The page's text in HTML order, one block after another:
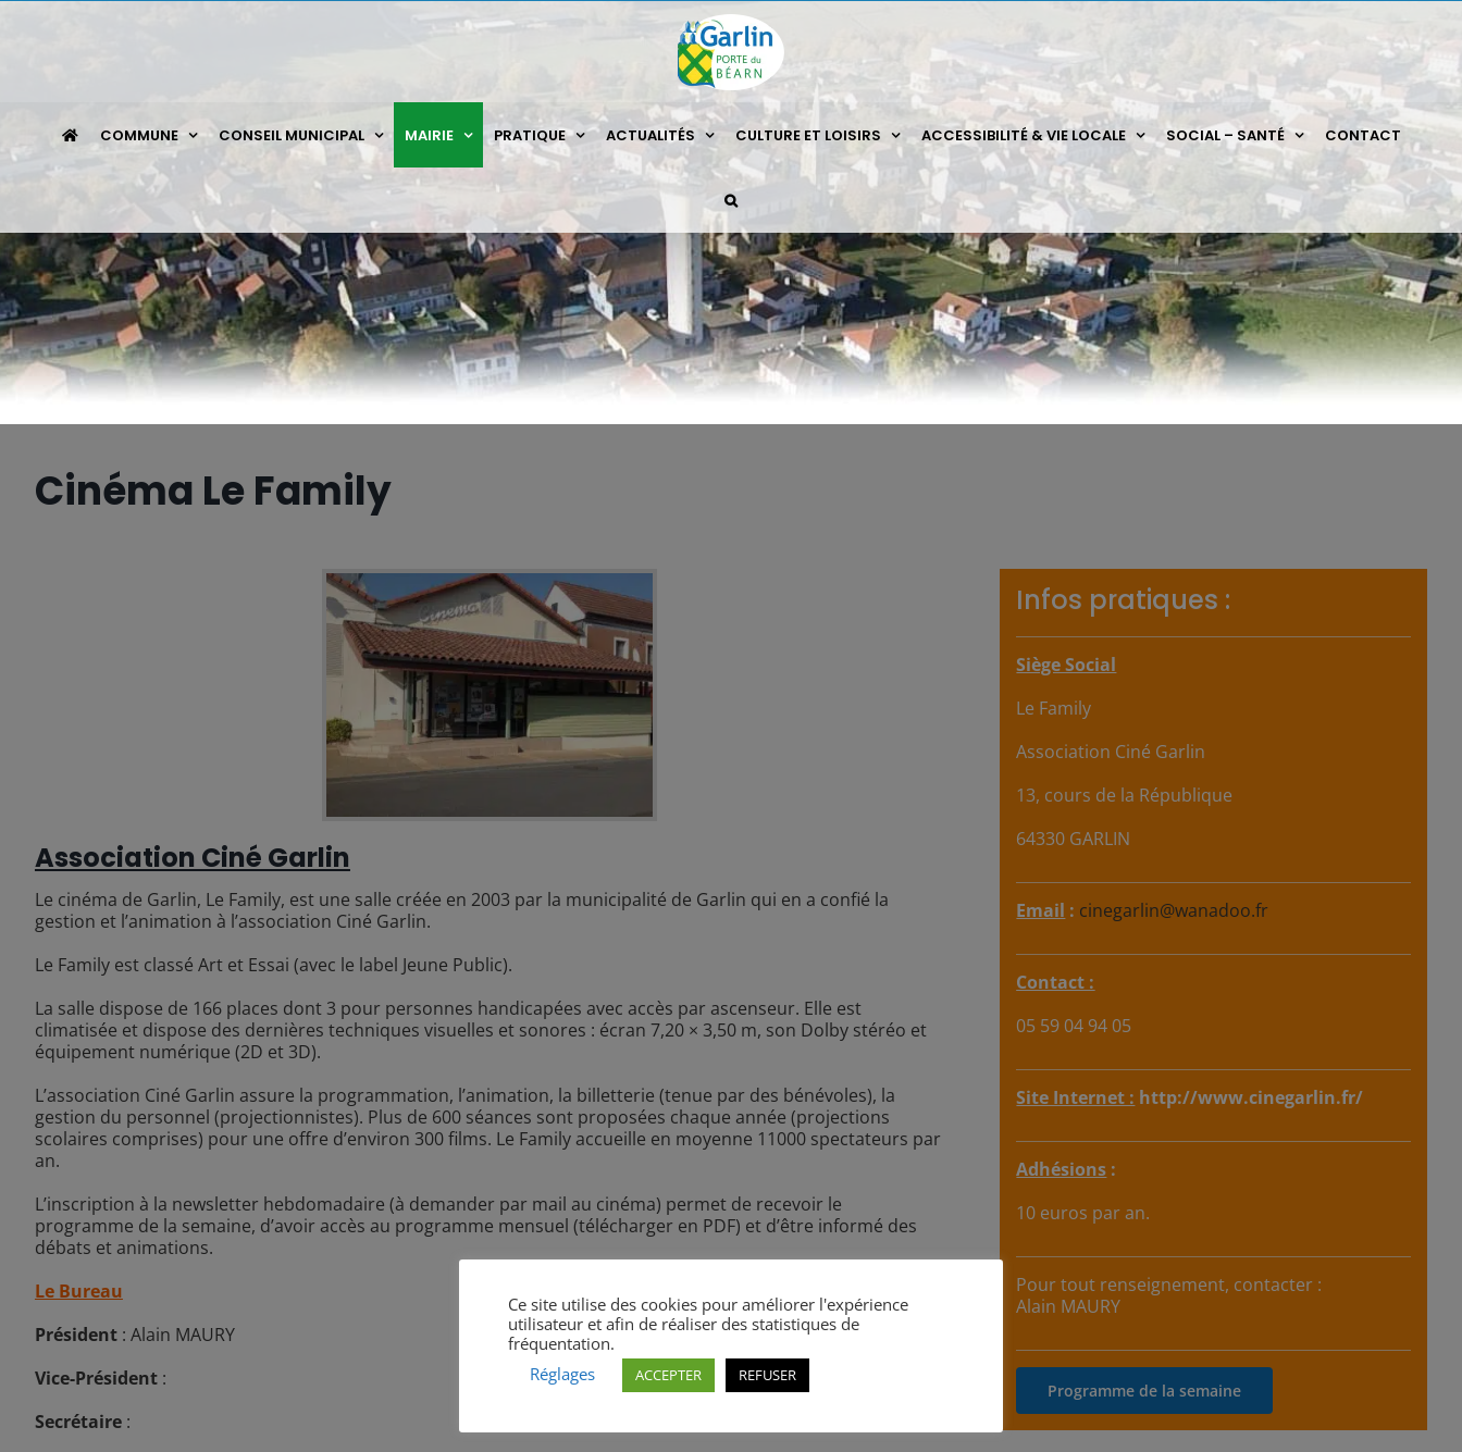
COMMUNE CONSEIL MUNICIPAL MAIRIE PRATIQUE ACTUALITÉS CULTURE ET LOISIRS ACCESSIBILITÉ & VIE LOCALE SOCIAL – SANTÉ CONTACT
Cinéma Le Family
Association Ciné Garlin
Le cinéma de Garlin, Le Family, est une salle créée en 2003 par la municipalité de Garlin qui en a confié la
gestion et l’animation à l’association Ciné Garlin.
Le Family est classé Art et Essai (avec le label Jeune Public).
La salle dispose de 166 places dont 3 pour personnes handicapées avec accès par ascenseur. Elle est
climatisée et dispose des dernières techniques visuelles et sonores : écran 7,20 × 3,50 m, son Dolby stéréo et
équipement numérique (2D et 3D).
L’association Ciné Garlin assure la programmation, l’animation, la billetterie (tenue par des bénévoles), la
gestion du personnel (projectionnistes). Plus de 600 séances sont proposées chaque année (projections
scolaires comprises) pour une offre d’environ 300 films. Le Family accueille en moyenne 11000 spectateurs par
an.
L’inscription à la newsletter hebdomadaire (à demander par mail au cinéma) permet de recevoir le
programme de la semaine, d’avoir accès au programme mensuel (télécharger en PDF) et d’être informé des
débats et animations.
Le Bureau
Président: Alain MAURY
Vice-Président:
Secrétaire:
Infos pratiques :
Siège Social
Le Family
Association Ciné Garlin
13, cours de la République
64330 GARLIN
Email : cinegarlin@wanadoo.fr
Contact :
05 59 04 94 05
Site Internet : http://www.cinegarlin.fr/
Adhésions :
10 euros par an.
Pour tout renseignement, contacter :
Alain MAURY
Programme de la semaine
Ce site utilise des cookies pour améliorer l'expérience
utilisateur et afin de réaliser des statistiques de
fréquentation.
Réglages
ACCEPTER REFUSER